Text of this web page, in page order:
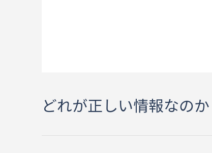
どれが正しい情報なの